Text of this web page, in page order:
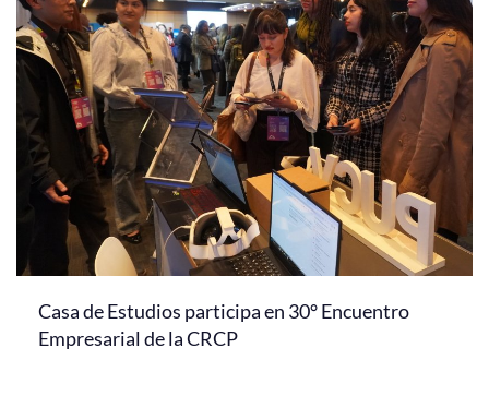
Casa de Estudios participa en 30° Encuentro
Empresarial de la CRCP